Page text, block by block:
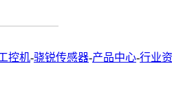
控机-骁锐传感器-产品中心-行业